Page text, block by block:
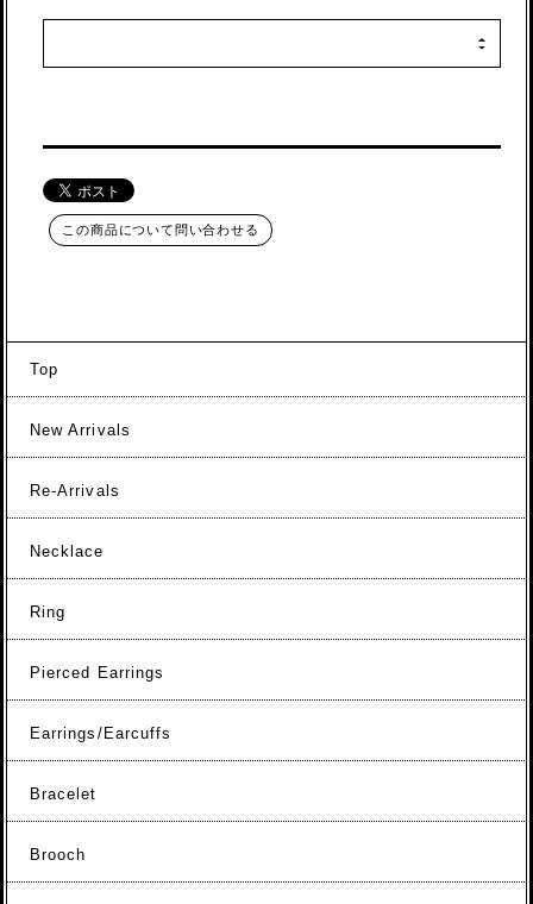
この商品について問い合わせる
Top
New Arrivals
Re-Arrivals
Necklace
Ring
Pierced Earrings
Earrings/Earcuffs
Bracelet
Brooch